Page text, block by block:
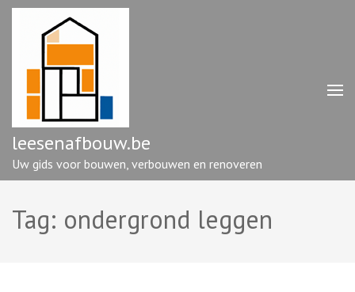
Ga
enter)
leesenafbouw.be
Uw gids voor bouwen, verbouwen en renoveren
Tag: ondergrond leggen